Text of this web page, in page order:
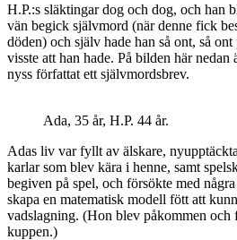
H.P.:s släktingar dog och dog, och han
vän begick självmord (när denne fick
döden) och själv hade han så ont, så
visste att han hade. På bilden här nedan
nyss författat ett självmordsbrev.
Ada, 35 år, H.P. 44 år.
Adas liv var fyllt av älskare,
karlar som blev kära i henne, samt
begiven på spel, och försökte med
skapa en matematisk modell fött att
vadslagning. (Hon blev påkommen och
kuppen.)